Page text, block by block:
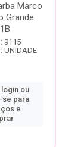
Marco
Grande
9115
UNIDADE
ou
para
e